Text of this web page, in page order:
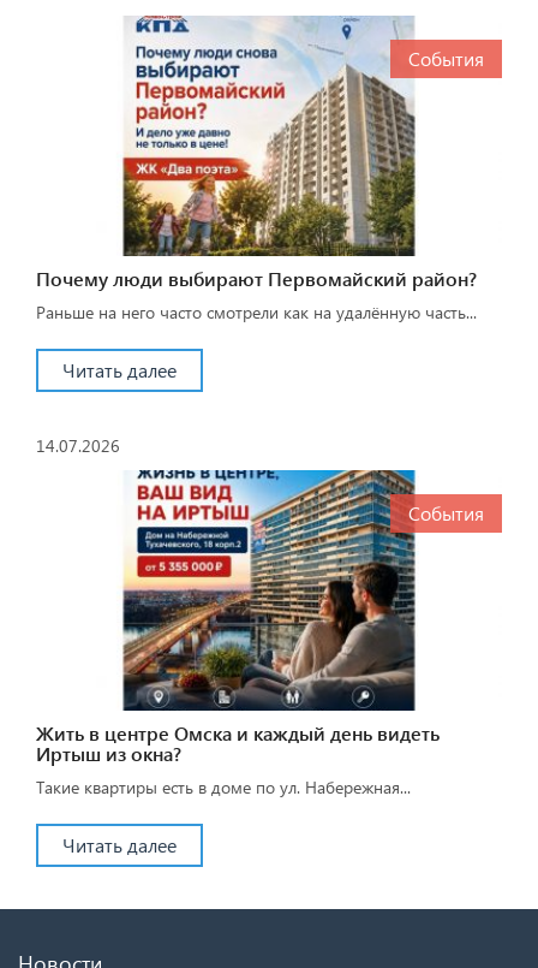
События
Почему люди выбирают Первомайский район?
Раньше на него часто смотрели как на удалённую часть...
Читать далее
14.07.2026
События
Жить в центре Омска и каждый день видеть
Иртыш из окна?
Такие квартиры есть в доме по ул. Набережная...
Читать далее